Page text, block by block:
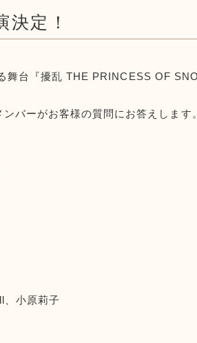
決定！
舞台『擾乱 THE PRINCESS OF
バーがお客様の質問にお答えします。
、小原莉子